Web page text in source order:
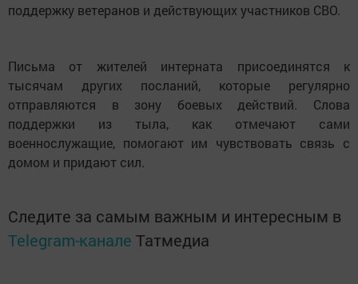
поддержку ветеранов и действующих участников СВО.
Письма от жителей интерната присоединятся к
тысячам других посланий, которые регулярно
отправляются в зону боевых действий. Слова
поддержки из тыла, как отмечают сами
военнослужащие, помогают им чувствовать связь с
домом и придают сил.
Следите за самым важным и интересным в
Telegram-канале Татмедиа